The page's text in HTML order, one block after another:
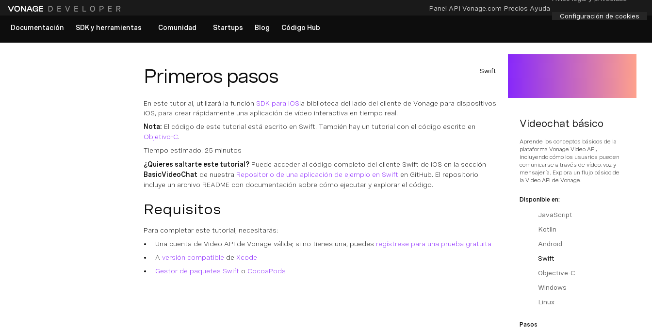
Panel API Vonage.com Precios Ayuda
Configuración de cookies
Documentación
SDK y herramientas Comunidad Startups Blog Código Hub
Swift
Primeros pasos
En este tutorial, utilizará la función SDK para iOSla biblioteca del lado del cliente de Vonage para dispositivos
iOS, para crear rápidamente una aplicación de vídeo interactiva en tiempo real.
Nota: El código de este tutorial está escrito en Swift. También hay un tutorial con el código escrito en
Objetivo-C.
Tiempo estimado: 25 minutos
¿Quieres saltarte este tutorial? Puede acceder al código completo del cliente Swift de iOS en la sección
BasicVideoChat de nuestra Repositorio de una aplicación de ejemplo en Swift en GitHub. El repositorio
incluye un archivo README con documentación sobre cómo ejecutar y explorar el código.
Requisitos
Para completar este tutorial, necesitarás:
Una cuenta de Video API de Vonage válida; si no tienes una, puedes regístrese para una prueba gratuita
A versión compatible de Xcode
Gestor de paquetes Swift o CocoaPods
Videochat básico
Aprende los conceptos básicos de la
plataforma Vonage Video API,
incluyendo cómo los usuarios pueden
comunicarse a través de vídeo, voz y
mensajería. Explora un flujo básico de
la Video API de Vonage.
Disponible en:
JavaScript
Kotlin
Android
Swift
Objective-C
Windows
Linux
Pasos